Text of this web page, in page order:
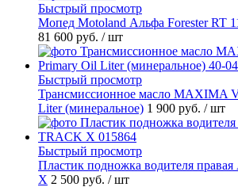
Быстрый просмотр
Мопед Motoland Альфа Forester RT
81 600 руб. / шт
Быстрый просмотр
Трансмиссионное масло MAXIMA
Liter (минеральное) 1 900 руб. / шт
Быстрый просмотр
Пластик подножка водителя
X 2 500 руб. / шт